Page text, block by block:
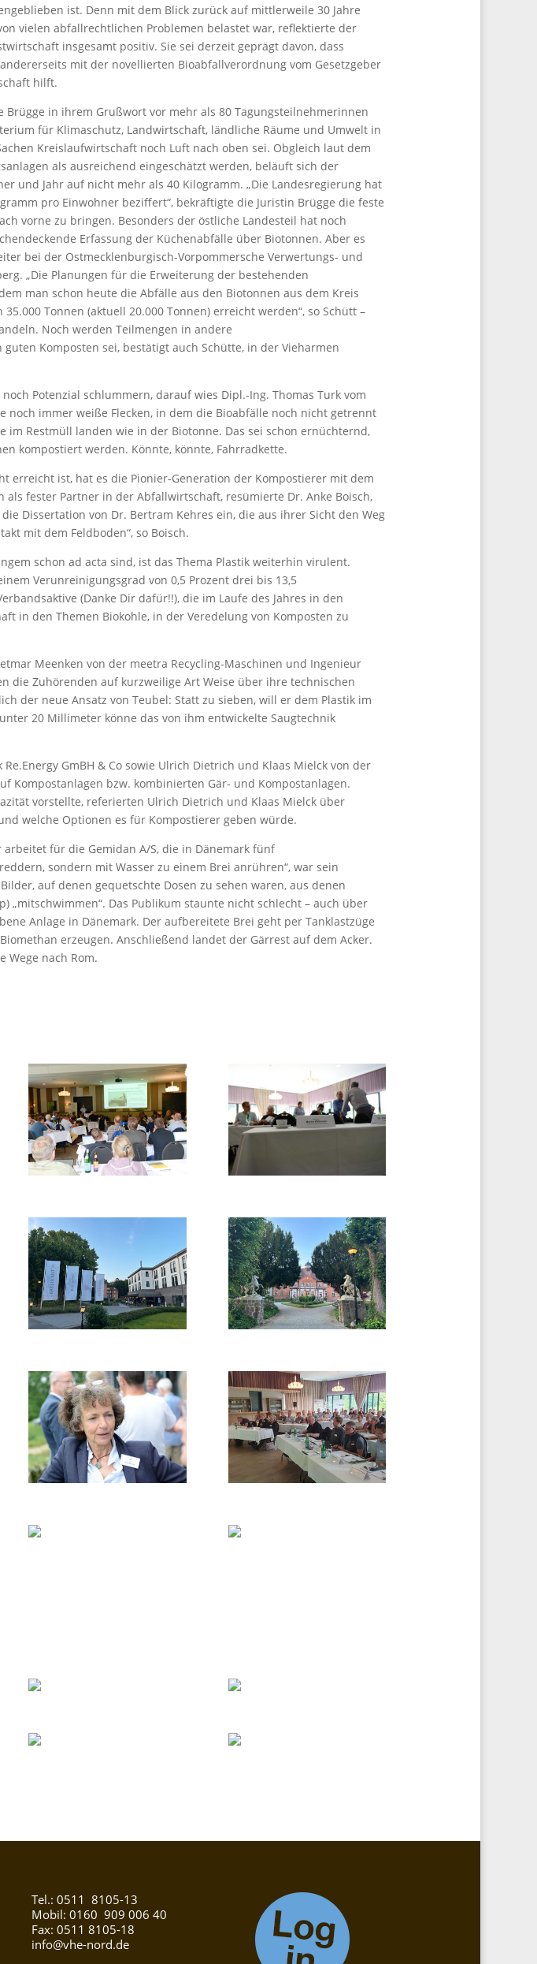
ist. Denn mit dem Blick zurück auf mittlerweile 30 Jahre
vielen abfallrechtlichen Problemen belastet war, reflektierte der
insgesamt positiv. Sie sei derzeit geprägt davon, dass
mit der novellierten Bioabfallverordnung vom Gesetzgeber
hilft.
Brügge in ihrem Grußwort vor mehr als 80 Tagungsteilnehmerinnen
für Klimaschutz, Landwirtschaft, ländliche Räume und Umwelt in
Kreislaufwirtschaft noch Luft nach oben sei. Obgleich laut dem
als ausreichend eingeschätzt werden, beläuft sich der
und Jahr auf nicht mehr als 40 Kilogramm. „Die Landesregierung hat
pro Einwohner beziffert“, bekräftigte die Juristin Brügge die feste
vorne zu bringen. Besonders der östliche Landesteil hat noch
Erfassung der Küchenabfälle über Biotonnen. Aber es
bei der Ostmecklenburgisch-Vorpommersche Verwertungs- und
„Die Planungen für die Erweiterung der bestehenden
man schon heute die Abfälle aus den Biotonnen aus dem Kreis
Tonnen (aktuell 20.000 Tonnen) erreicht werden“, so Schütt –
Noch werden Teilmengen in andere
Komposten sei, bestätigt auch Schütte, in der Vieharmen
Potenzial schlummern, darauf wies Dipl.-Ing. Thomas Turk vom
immer weiße Flecken, in dem die Bioabfälle noch nicht getrennt
im Restmüll landen wie in der Biotonne. Das sei schon ernüchternd,
kompostiert werden. Könnte, könnte, Fahrradkette.
erreicht ist, hat es die Pionier-Generation der Kompostierer mit dem
fester Partner in der Abfallwirtschaft, resümierte Dr. Anke Boisch,
Dissertation von Dr. Bertram Kehres ein, die aus ihrer Sicht den Weg
mit dem Feldboden“, so Boisch.
schon ad acta sind, ist das Thema Plastik weiterhin virulent.
Verunreinigungsgrad von 0,5 Prozent drei bis 13,5
(Danke Dir dafür!!), die im Laufe des Jahres in den
in den Themen Biokohle, in der Veredelung von Komposten zu
Meenken von der meetra Recycling-Maschinen und Ingenieur
die Zuhörenden auf kurzweilige Art Weise über ihre technischen
der neue Ansatz von Teubel: Statt zu sieben, will er dem Plastik im
20 Millimeter könne das von ihm entwickelte Saugtechnik
GmBH & Co sowie Ulrich Dietrich und Klaas Mielck von der
Kompostanlagen bzw. kombinierten Gär- und Kompostanlagen.
vorstellte, referierten Ulrich Dietrich und Klaas Mielck über
welche Optionen es für Kompostierer geben würde.
für die Gemidan A/S, die in Dänemark fünf
sondern mit Wasser zu einem Brei anrühren“, war sein
auf denen gequetschte Dosen zu sehen waren, aus denen
Das Publikum staunte nicht schlecht – auch über
Anlage in Dänemark. Der aufbereitete Brei geht per Tanklastzüge
erzeugen. Anschließend landet der Gärrest auf dem Acker.
Wege nach Rom.
Tel.: 0511 8105-13
Mobil: 0160 909 006 40
Fax: 0511 8105-18
info@vhe-nord.de